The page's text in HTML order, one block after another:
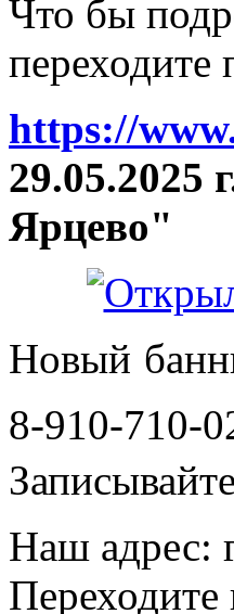
Что бы
переходите
https://
29.05.2025
Ярцево"
Новый
8-910-710-
Наш адрес:
Переходите